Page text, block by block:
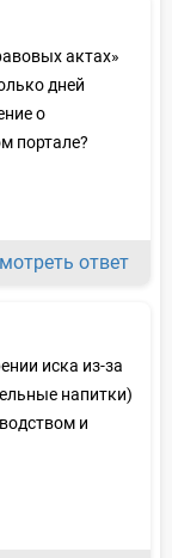
актах»
дней
о
портале?
ответ
иска из-за
напитки)
и